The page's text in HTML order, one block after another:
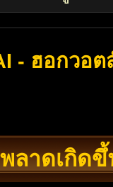
- ฮอกวอต
าดเกิดขึ้